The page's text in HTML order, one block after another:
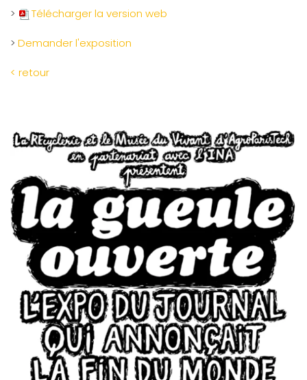
> Télécharger la version web
> Demander l'exposition
< retour